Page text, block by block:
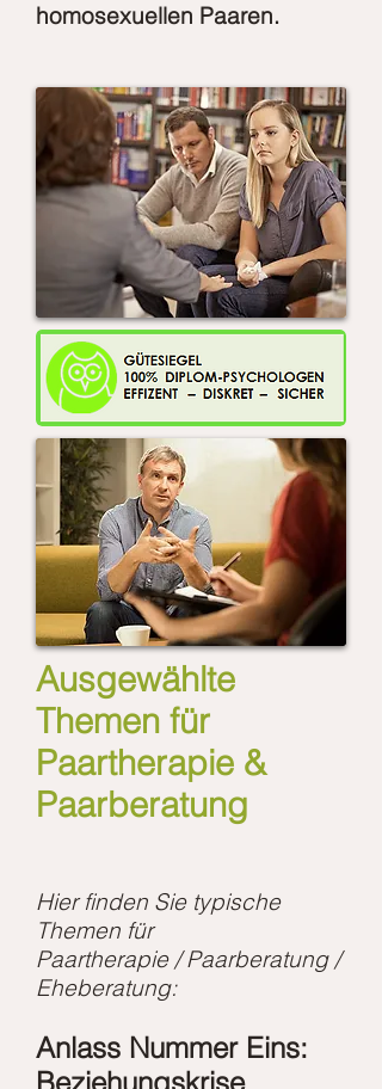
homosexuellen Paaren.
Ausgewählte
Themen für
Paartherapie &
Paarberatung
Hier finden Sie typische
Themen für
Paartherapie / Paarberatung​ /
Eheberatung:
Anlass Nummer Eins: